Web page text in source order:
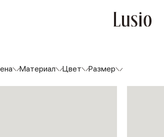
Материал Цвет Размер